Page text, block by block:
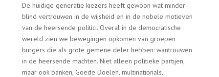
De huidige generatie kiezers heeft gewoon wat minder
blind vertrouwen in de wijsheid en in de nobele motieven
van de heersende politici. Overal in de democratische
wereld zien we bewegingen opkomen van groepen
burgers die als grote gemene deler hebben: wantrouwen
in de heersende machten. Niet alleen politieke partijen,
maar ook banken, Goede Doelen, multinationals,